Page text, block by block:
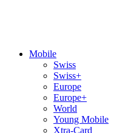
Mobile
Swiss
Swiss+
Europe
Europe+
World
Young Mobile
Xtra-Card